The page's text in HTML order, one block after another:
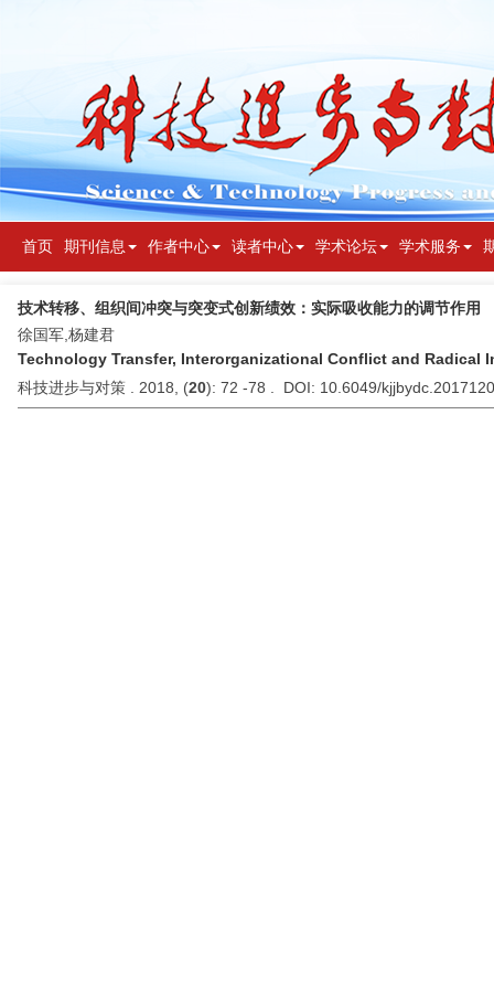
首页 期刊信息 作者中心 读者中心 学术论坛 学术服务
技术转移、组织间冲突与突变式创新绩效：实际吸收能力的调节作用
徐国军,杨建君
Technology Transfer, Interorganizational Conflict and
科技进步与对策 . 2018, (20): 72 -78 . DOI: 10.6049/